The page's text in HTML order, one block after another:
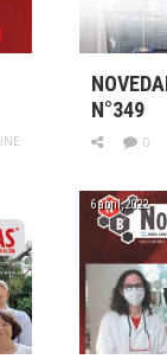
N°349
0
6 abril, 2022